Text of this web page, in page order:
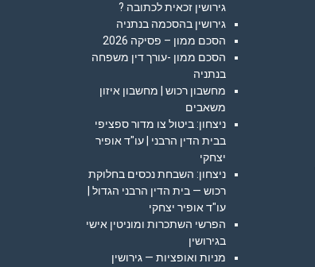
גירושין זכאית לכתובה ?
גירושין בהסכמה בנתניה
הסכם ממון – פסיקה 2026
הסכם ממון -עורך דין משפחה
בנתניה
מחשבון רכוש | מחשבון איזון
משאבים
ניצחון: ביטול צו מדור ספציפי
בבית הדין הרבני | עו"ד אופיר
יצחקי
ניצחון: השבחת נכסים בחלוקת
רכוש — בית הדין הרבני הגדול |
עו"ד אופיר יצחקי
הפרשי השתכרות ומוניטין אישי
בגירושין
מניות ואופציות — גירושין